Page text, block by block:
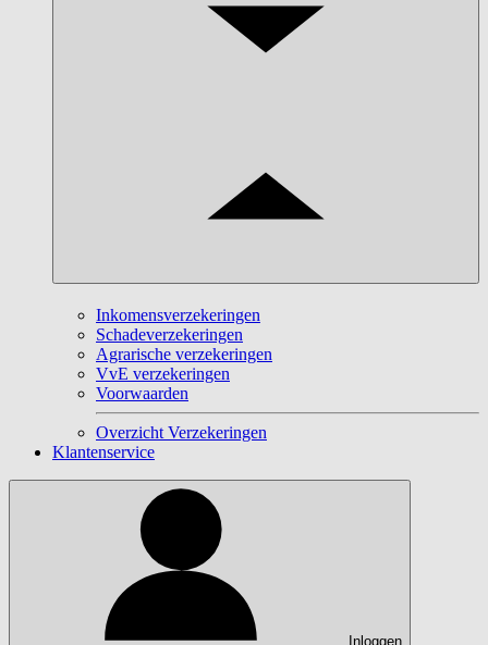
Inkomensverzekeringen
Schadeverzekeringen
Agrarische verzekeringen
VvE verzekeringen
Voorwaarden
Overzicht Verzekeringen
Klantenservice
Inloggen